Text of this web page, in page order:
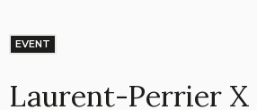
EVENT
Laurent-Perrier